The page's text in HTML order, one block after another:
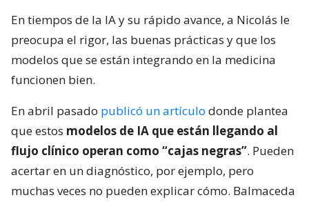
En tiempos de la IA y su rápido avance, a Nicolás le
preocupa el rigor, las buenas prácticas y que los
modelos que se están integrando en la medicina
funcionen bien.
En abril pasado publicó un artículo donde plantea
que estos modelos de IA que están llegando al
flujo clínico operan como “cajas negras”. Pueden
acertar en un diagnóstico, por ejemplo, pero
muchas veces no pueden explicar cómo. Balmaceda